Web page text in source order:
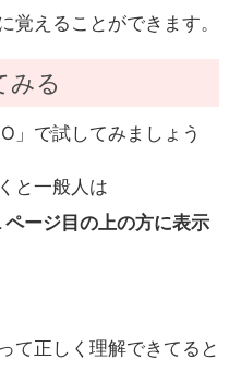
覚えることができます。
みる
」で試してみましょう
と一般人は
ージ目の上の方に表示
て正しく理解できてると